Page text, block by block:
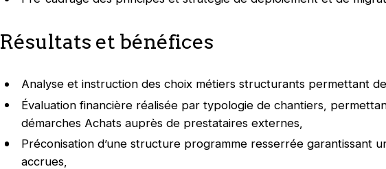
Résultats et bénéfices
Analyse et instruction des choix métiers structurants permettant
Évaluation financière réalisée par typologie de chantiers,
démarches Achats auprès de prestataires externes,
Préconisation d’une structure programme resserrée garantissant
accrues,